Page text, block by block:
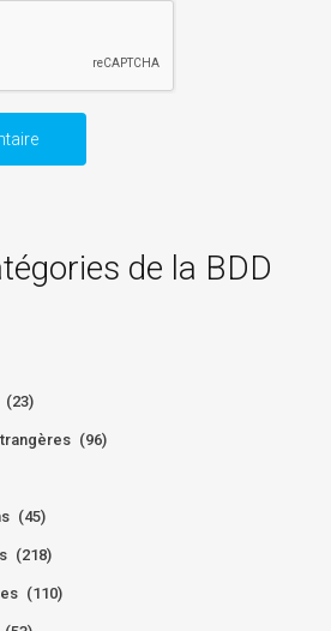
de la BDD
(23)
(96)
(45)
(218)
(110)